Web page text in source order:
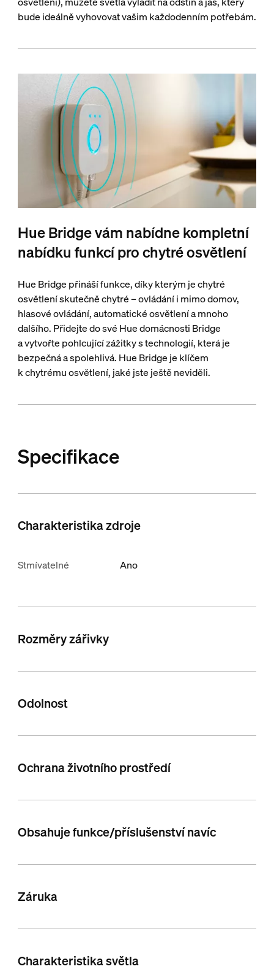
bude ideálně vyhovovat vašim každodenním potřebám.
Hue Bridge vám nabídne kompletní
nabídku funkcí pro chytré osvětlení
Hue Bridge přináší funkce, díky kterým je chytré
osvětlení skutečně chytré – ovládání i mimo domov,
hlasové ovládání, automatické osvětlení a mnoho
dalšího. Přidejte do své Hue domácnosti Bridge
a vytvořte pohlcující zážitky s technologií, která je
bezpečná a spolehlivá. Hue Bridge je klíčem
k chytrému osvětlení, jaké jste ještě neviděli.
Specifikace
Charakteristika zdroje
Stmívatelné Ano
Rozměry zářivky
Odolnost
Ochrana životního prostředí
Obsahuje funkce/příslušenství navíc
Záruka
Charakteristika světla